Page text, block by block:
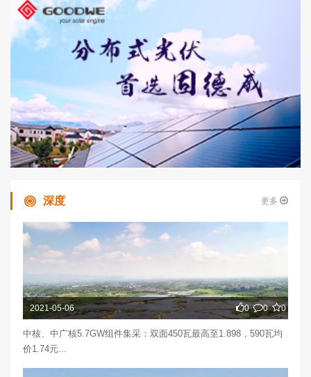
深度 更多
2021-05-06 0 0 0
中核、中广核5.7GW组件集采：双面450瓦最高至1.898，590瓦均
价1.74元...